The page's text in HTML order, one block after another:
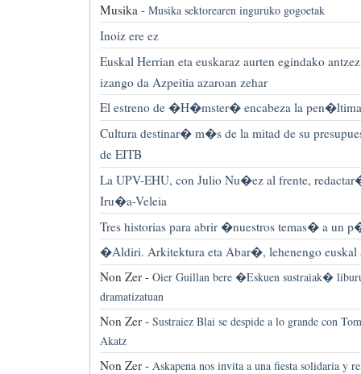
Musika - Musika sektorearen inguruko gogoetak
Inoiz ere ez
Euskal Herrian eta euskaraz aurten egindako
izango da Azpeitia azaroan zehar
El estreno de �H�mster� encabeza la
Cultura destinar� m�s de la mitad de su
de EITB
La UPV-EHU, con Julio Nu�ez al frente,
Iru�a-Veleia
Tres historias para abrir �nuestros temas� a un
�Aldiri. Arkitektura eta Abar�, lehenengo euskal
Non Zer - Oier Guillan bere �Eskuen sustraiak�
dramatizatuan
Non Zer - Sustraiez Blai se despide a lo grande con
Akatz
Non Zer - Askapena nos invita a una fiesta solidaria y